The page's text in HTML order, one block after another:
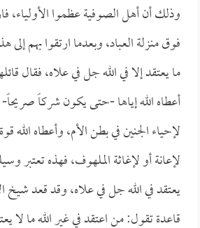
وذلك أن أهل الصوفية عظموا الأولياء،
فوق منزلة العباد، وبعدما ارتقوا بهم إلى
ما يعتقد إلا في الله جل في علاه، فقال
أعطاه الله إياها -حتى يكون شركاً صريحاً-
لإحياء الجنين في بطن الأم، وأعطاه الله
لإعانة أو لإغاثة الملهوف، فهذه تعتبر
يعتقد في الله جل في علاه، وقد قعد شيخ
قاعدة تقول: من اعتقد في غير الله ما لا